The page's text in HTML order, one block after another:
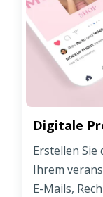
Digitale
Erstellen
Ihrem
E-Mails,